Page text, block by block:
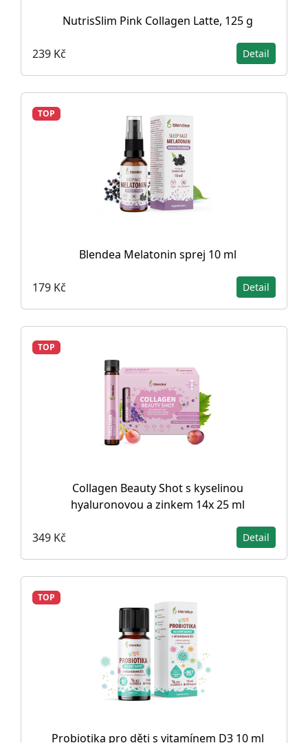
NutrisSlim Pink Collagen Latte, 125 g
239 Kč Detail
TOP
Blendea Melatonin sprej 10 ml
179 Kč Detail
TOP
Collagen Beauty Shot s kyselinou
hyaluronovou a zinkem 14x 25 ml
349 Kč Detail
TOP
Probiotika pro děti s vitamínem D3 10 ml